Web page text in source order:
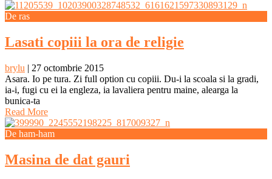
De ras
Lasati copiii la ora de religie
brylu | 27 octombrie 2015
Asara. Io pe tura. Zi full option cu copiii. Du-i la scoala si la gradi,
ia-i, fugi cu ei la engleza, ia lavaliera pentru maine, alearga la
bunica-ta
Read More
De ham-ham
Masina de dat gauri